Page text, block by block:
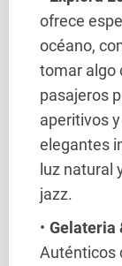
ofrece
océano,
tomar algo
pasajeros
aperitivos
elegantes
luz natural
jazz.
Gelateria
Auténticos